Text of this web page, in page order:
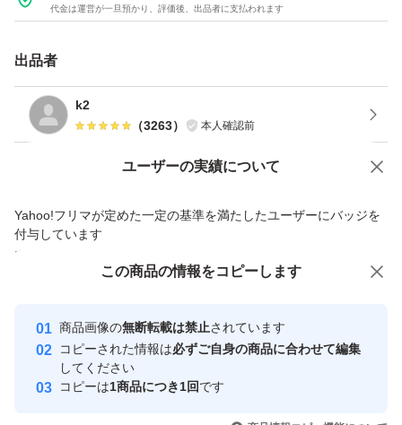
専用工具にて作成しており、アクリル特有の筋等が若干残
これは作成の都合、避けられないので製品として出荷して
おります。
mm単位の成果物となりますので、それ以上の精度を求め
・納期
発送はご入金確認日より、1週間前後の日数を頂戴してお
不良品以外のキャンセル、クレーム、返品は対応できませ
配送に関するトラブルは当方では対応できません（運送業
者への問い合わせは行いません）。
代金は運営が一旦預かり、評価後、出品者に支払われます
出品者
k2
（3263） 本人確認前
ユーザーの実績について
Yahoo!フリマが定めた一定の基準を満たしたユーザーにバッジを
付与しています
安心取引出品者
取引実績
取引実績◯+
このユーザーはYahoo!フリマの取
引を完了させた実績があります
Yahoo!オークションで出品した商品のため一部機能は利用できません
商品への質問からの値下げ交渉、不適切なカテゴリ変更依頼は禁止です
この商品の情報をコピーします
商品画像の無断転載は禁止されています
コピーされた情報は必ずご自身の商品に合わせて編集
してください
コピーは1商品につき1回です
この商品をみている人にオススメ